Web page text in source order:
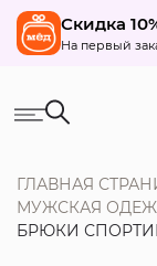
Скидка
На первый
ГЛАВНАЯ
МУЖСКАЯ
БРЮКИ